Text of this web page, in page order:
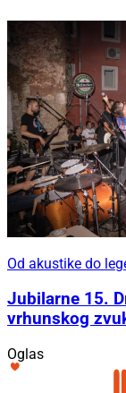
Od akustike do
Jubilarne 15.
vrhunskog
Oglas